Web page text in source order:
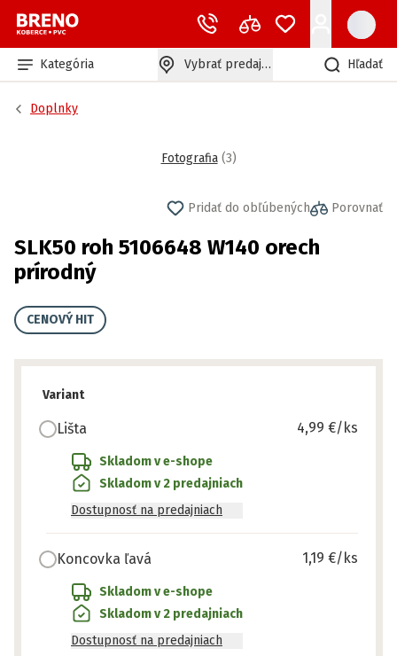
Kategória Vybrať predajňu Hľadať
Doplnky
Fotografia (3)
Pridať do obľúbených Porovnať
SLK50 roh 5106648 W140 orech
prírodný
CENOVÝ HIT
Variant
Lišta 4,99 €/ks
Skladom v e-shope
Skladom v 2 predajniach
Dostupnosť na predajniach
Koncovka ľavá 1,19 €/ks
Skladom v e-shope
Skladom v 2 predajniach
Dostupnosť na predajniach